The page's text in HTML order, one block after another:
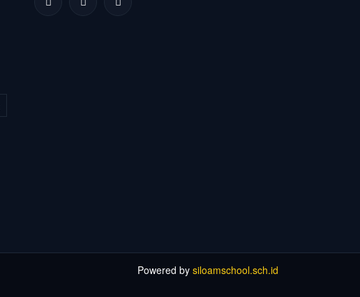
Powered by siloamschool.sch.id